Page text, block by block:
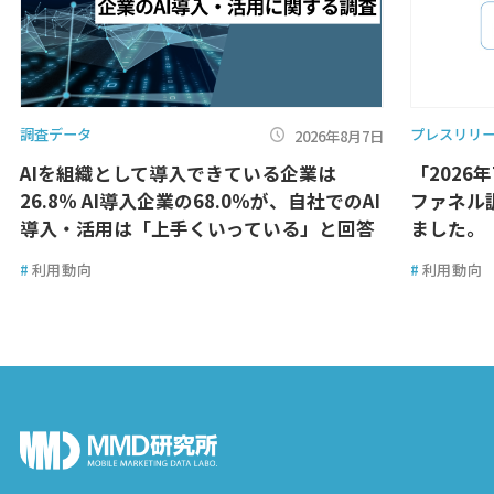
調査データ 2026年8月7日
AIを組織として導入できている企業は
26.8％ AI導入企業の68.0％が、自社でのAI
導入・活用は「上手くいっている」と回答
# 利用動向
プレスリリ
「2026
ファネル
ました。
# 利用動向